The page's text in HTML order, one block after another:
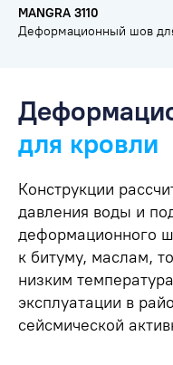
MANGRA 3110
Деформационный шов
для кровли
Конструкции
давления воды и
деформационного
к битуму, маслам,
низким
эксплуатации в
сейсмической